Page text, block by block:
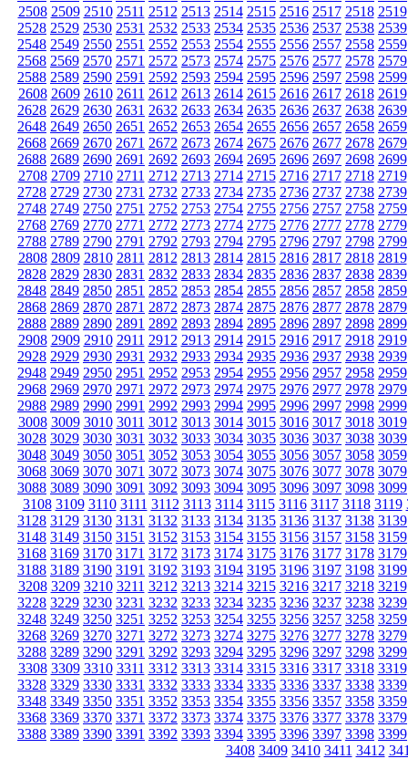
2508 2509 2510 2511 2512 2513 2514 2515 2516 2517 2518 2519
2528 2529 2530 2531 2532 2533 2534 2535 2536 2537 2538 2539
2548 2549 2550 2551 2552 2553 2554 2555 2556 2557 2558 2559
2568 2569 2570 2571 2572 2573 2574 2575 2576 2577 2578 2579
2588 2589 2590 2591 2592 2593 2594 2595 2596 2597 2598 2599
2608 2609 2610 2611 2612 2613 2614 2615 2616 2617 2618 2619
2628 2629 2630 2631 2632 2633 2634 2635 2636 2637 2638 2639
2648 2649 2650 2651 2652 2653 2654 2655 2656 2657 2658 2659
2668 2669 2670 2671 2672 2673 2674 2675 2676 2677 2678 2679
2688 2689 2690 2691 2692 2693 2694 2695 2696 2697 2698 2699
2708 2709 2710 2711 2712 2713 2714 2715 2716 2717 2718 2719
2728 2729 2730 2731 2732 2733 2734 2735 2736 2737 2738 2739
2748 2749 2750 2751 2752 2753 2754 2755 2756 2757 2758 2759
2768 2769 2770 2771 2772 2773 2774 2775 2776 2777 2778 2779
2788 2789 2790 2791 2792 2793 2794 2795 2796 2797 2798 2799
2808 2809 2810 2811 2812 2813 2814 2815 2816 2817 2818 2819
2828 2829 2830 2831 2832 2833 2834 2835 2836 2837 2838 2839
2848 2849 2850 2851 2852 2853 2854 2855 2856 2857 2858 2859
2868 2869 2870 2871 2872 2873 2874 2875 2876 2877 2878 2879
2888 2889 2890 2891 2892 2893 2894 2895 2896 2897 2898 2899
2908 2909 2910 2911 2912 2913 2914 2915 2916 2917 2918 2919
2928 2929 2930 2931 2932 2933 2934 2935 2936 2937 2938 2939
2948 2949 2950 2951 2952 2953 2954 2955 2956 2957 2958 2959
2968 2969 2970 2971 2972 2973 2974 2975 2976 2977 2978 2979
2988 2989 2990 2991 2992 2993 2994 2995 2996 2997 2998 2999
3008 3009 3010 3011 3012 3013 3014 3015 3016 3017 3018 3019
3028 3029 3030 3031 3032 3033 3034 3035 3036 3037 3038 3039
3048 3049 3050 3051 3052 3053 3054 3055 3056 3057 3058 3059
3068 3069 3070 3071 3072 3073 3074 3075 3076 3077 3078 3079
3088 3089 3090 3091 3092 3093 3094 3095 3096 3097 3098 3099
3108 3109 3110 3111 3112 3113 3114 3115 3116 3117 3118 3119
3128 3129 3130 3131 3132 3133 3134 3135 3136 3137 3138 3139
3148 3149 3150 3151 3152 3153 3154 3155 3156 3157 3158 3159
3168 3169 3170 3171 3172 3173 3174 3175 3176 3177 3178 3179
3188 3189 3190 3191 3192 3193 3194 3195 3196 3197 3198 3199
3208 3209 3210 3211 3212 3213 3214 3215 3216 3217 3218 3219
3228 3229 3230 3231 3232 3233 3234 3235 3236 3237 3238 3239
3248 3249 3250 3251 3252 3253 3254 3255 3256 3257 3258 3259
3268 3269 3270 3271 3272 3273 3274 3275 3276 3277 3278 3279
3288 3289 3290 3291 3292 3293 3294 3295 3296 3297 3298 3299
3308 3309 3310 3311 3312 3313 3314 3315 3316 3317 3318 3319
3328 3329 3330 3331 3332 3333 3334 3335 3336 3337 3338 3339
3348 3349 3350 3351 3352 3353 3354 3355 3356 3357 3358 3359
3368 3369 3370 3371 3372 3373 3374 3375 3376 3377 3378 3379
3388 3389 3390 3391 3392 3393 3394 3395 3396 3397 3398 3399
3408 3409 3410 3411 3412